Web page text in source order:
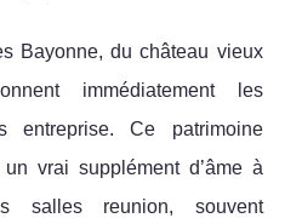
Bayonne, du château vieux
immédiatement les
entreprise. Ce patrimoine
vrai supplément d’âme à
salles reunion, souvent